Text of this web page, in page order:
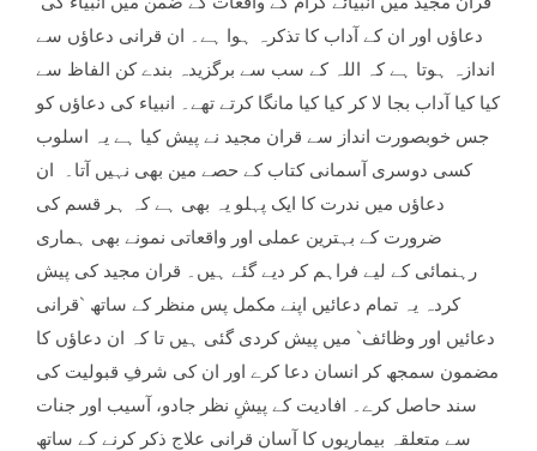
₨ 700. ₨ 599.
دعاؤں اور ان کے آداب کا تذکرہ ہوا ہے۔ ان قرانی دعاؤں سے
اندازہ ہوتا ہے کہ اللہ کے سب سے برگزیدہ بندے کن الفاظ سے
کیا کیا آداب بجا لا کر کیا کیا مانگا کرتے تھے۔ انبیاء کی دعاؤں کو
جس خوبصورت انداز سے قران مجید نے پیش کیا ہے یہ اسلوب
کسی دوسری آسمانی کتاب کے حصے مین بھی نہیں آتا۔ ان
دعاؤں میں ندرت کا ایک پہلو یہ بھی ہے کہ ہر قسم کی
ضرورت کے بہترین عملی اور واقعاتی نمونے بھی ہماری
رہنمائی کے لیے فراہم کر دیے گئے ہیں۔ قران مجید کی پیش
کردہ یہ تمام دعائیں اپنے مکمل پس منظر کے ساتھ `قرانی
دعائیں اور وظائف` میں پیش کردی گئی ہیں تا کہ ان دعاؤں کا
مضمون سمجھ کر انسان دعا کرے اور ان کی شرفِ قبولیت کی
سند حاصل کرے۔ افادیت کے پیشِ نظر جادو، آسیب اور جنات
سے متعلقہ بیماریوں کا آسان قرانی علاج ذکر کرنے کے ساتھ